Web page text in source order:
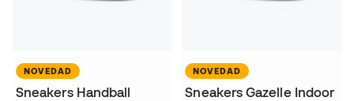
NOVEDAD
Sneakers Handball
NOVEDAD
Sneakers Gazelle Indoor